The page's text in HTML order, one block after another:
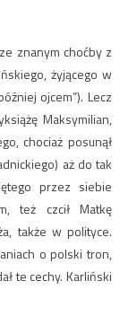
znanym choćby z
żyjącego w
ojcem”). Lecz
Maksymilian,
chociaż posunął
aż do tak
przez siebie
też czcił Matkę
także w polityce.
o polski tron,
te cechy. Karliński